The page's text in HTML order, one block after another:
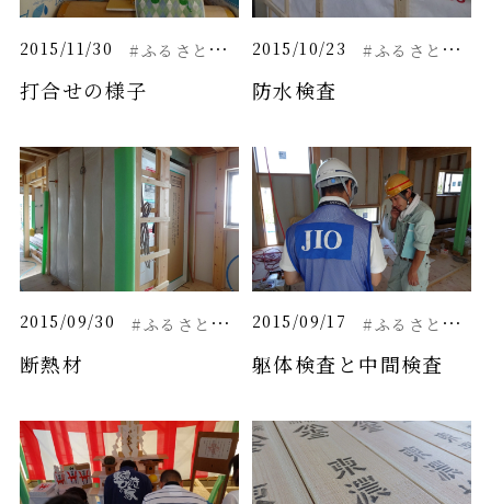
2015/11/30 #
ふるさとと繋がる家
打合せの様子
2015/10/23 #
ふるさとと繋がる家
防水検査
2015/09/30 #
ふるさとと繋がる家
断熱材
2015/09/17 #
ふるさとと繋がる家
躯体検査と中間検査